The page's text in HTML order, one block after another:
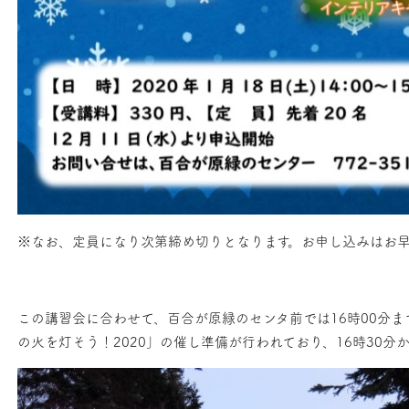
※なお、定員になり次第締め切りとなります。お申し込みはお
この講習会に合わせて、百合が原緑のセンタ前では16時00分
の火を灯そう！2020」の催し準備が行われており、16時30分